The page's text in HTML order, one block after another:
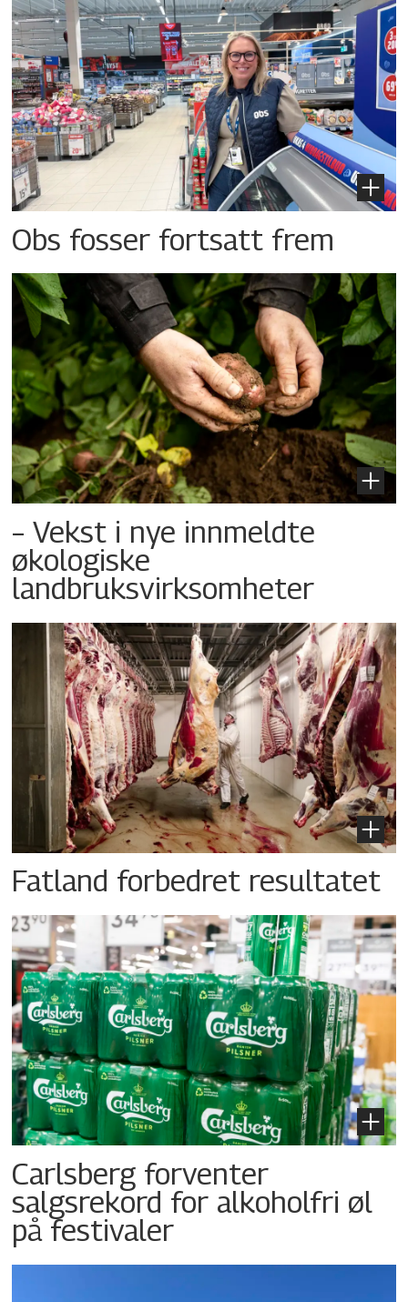
Obs fosser fortsatt frem
– Vekst i nye innmeldte
økologiske
landbruksvirksomheter
Fatland forbedret resultatet
Carlsberg forventer
salgsrekord for alkoholfri øl
på festivaler